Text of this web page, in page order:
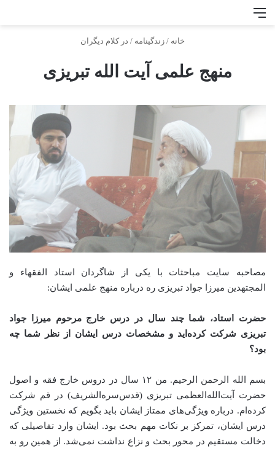
خانه / زندگینامه / در کلام دیگران
منهج علمی آیت‌ الله‌ تبریزی
مصاحبه سایت مباحثات با یکی از شاگردان استاد الفقهاء و
المجتهدین میرزا جواد تبریزی ره درباره منهج علمی ایشان:
حضرت استاد، شما چند سال در درس خارج مرحوم میرزا جواد
تبریزی شرکت کرده‌اید و مشخصات درس ایشان از نظر شما چه
بود؟
بسم الله الرحمن الرحیم. من ۱۲ سال در دروس خارج فقه و اصول
حضرت آیت‌الله‌العظمی تبریزی (قدس‌سره‌الشریف) در قم شرکت
کرده‌ام. درباره ویژگی‌های ممتاز ایشان باید بگویم که نخستین ویژگی
درس ایشان، تمرکز بر نکات مهم بحث بود. ایشان وارد تفاصیلی که
دخالت مستقیم در محور بحث و نزاع نداشت نمی‌شد. از همین رو به